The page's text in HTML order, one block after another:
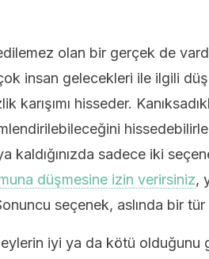
olan bir gerçek de
insan gelecekleri ile ilgili
karışımı hisseder.
kaldığınızda sadece iki
düşmesine izin verirsiniz,
seçenek, aslında bir tür
iyi ya da kötü olduğunu